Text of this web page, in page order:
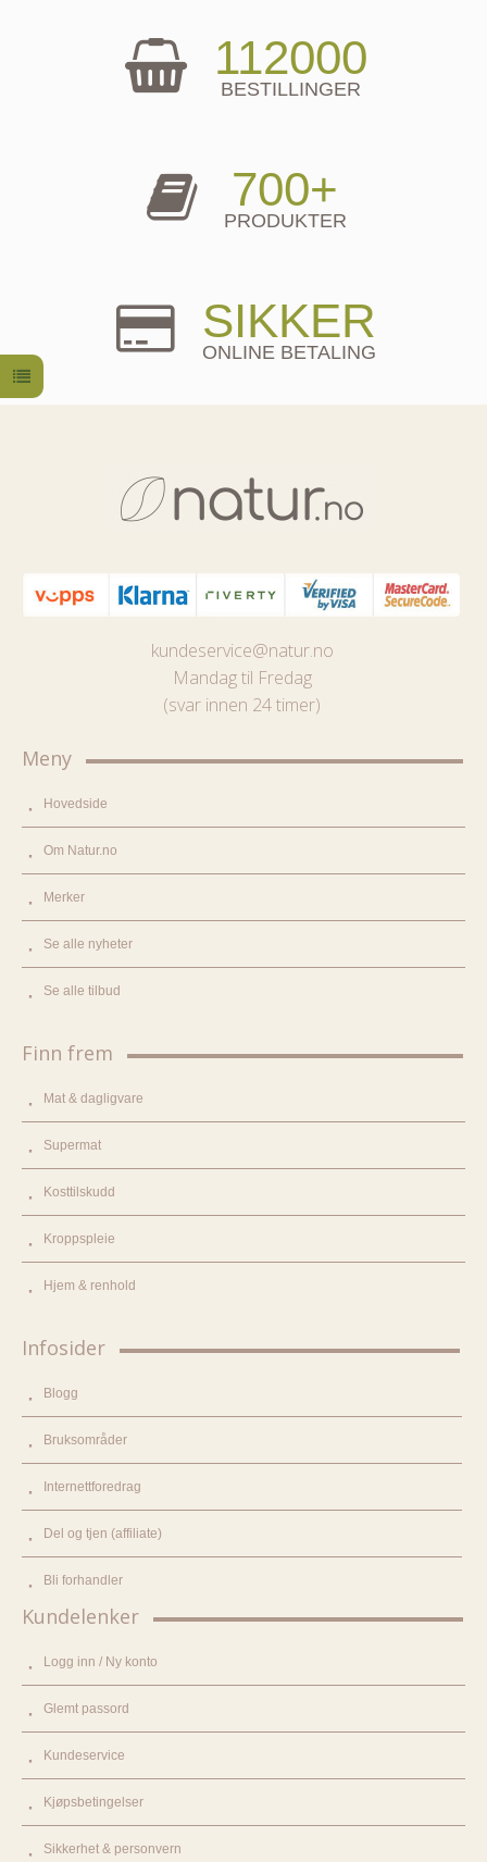
112000
BESTILLINGER
700+
PRODUKTER
SIKKER
ONLINE BETALING
kundeservice@natur.no
Mandag til Fredag
(svar innen 24 timer)
Meny
Hovedside
Om Natur.no
Merker
Se alle nyheter
Se alle tilbud
Finn frem
Mat & dagligvare
Supermat
Kosttilskudd
Kroppspleie
Hjem & renhold
Infosider
Blogg
Bruksområder
Internettforedrag
Del og tjen (affiliate)
Bli forhandler
Kundelenker
Logg inn / Ny konto
Glemt passord
Kundeservice
Kjøpsbetingelser
Sikkerhet & personvern